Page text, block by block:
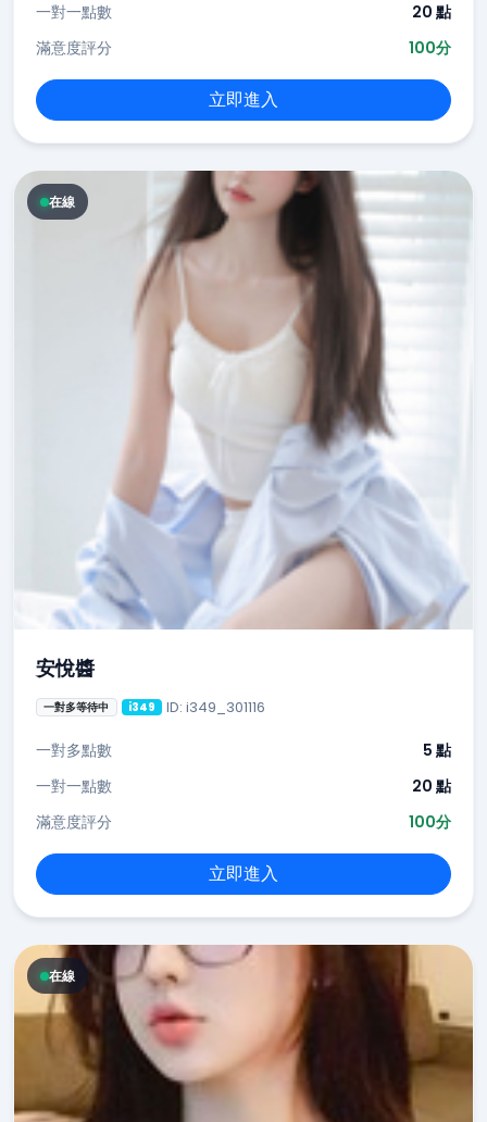
一對一點數
20 點
滿意度評分
100分
立即進入
在線
安悅醬
一對多等待中 i349 ID: i349_301116
一對多點數
5 點
一對一點數
20 點
滿意度評分
100分
立即進入
在線